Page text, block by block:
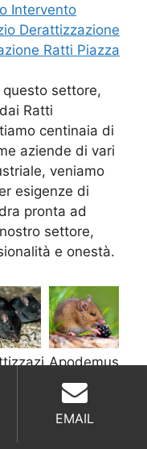
Intervento
Derattizzazione
Ratti Piazza
settore,
Ratti
centinaia di
aziende di vari
veniamo
esigenze di
pronta ad
settore,
e onestà.
Apodemus
Sylvaticus
EMAIL